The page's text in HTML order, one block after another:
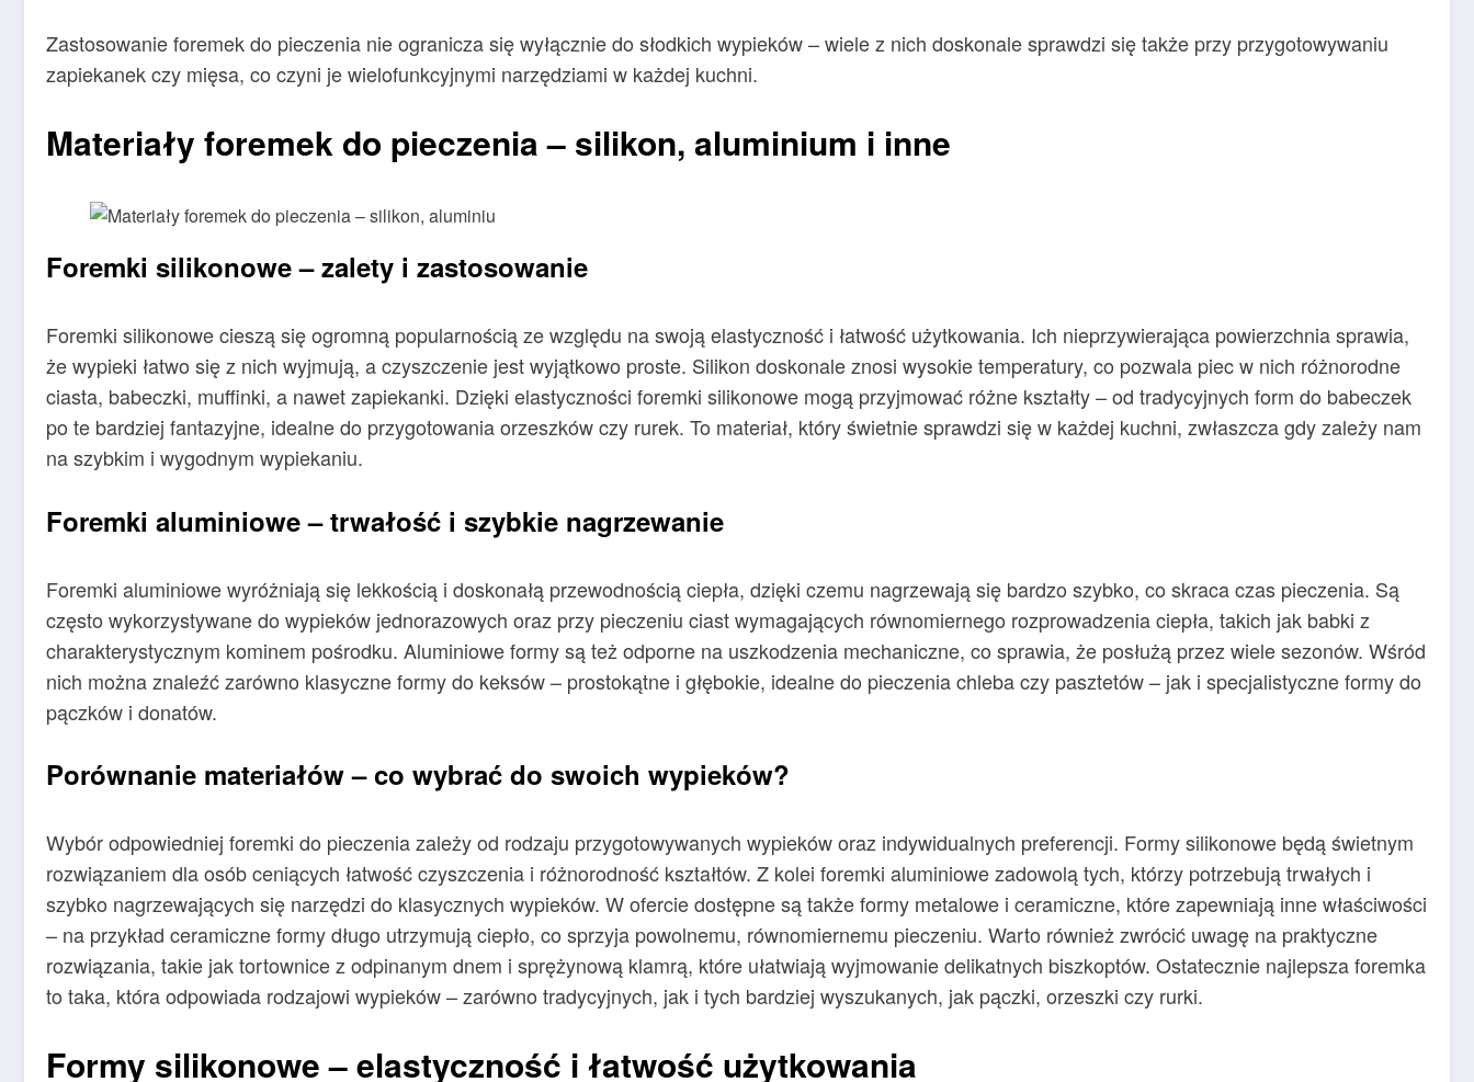
Zastosowanie foremek do pieczenia nie ogranicza się wyłącznie do słodkich wypieków – wiele z nich doskonale sprawdzi się także przy przygotowywaniu
zapiekanek czy mięsa, co czyni je wielofunkcyjnymi narzędziami w każdej kuchni.
Materiały foremek do pieczenia – silikon, aluminium i inne
Foremki silikonowe – zalety i zastosowanie
Foremki silikonowe cieszą się ogromną popularnością ze względu na swoją elastyczność i łatwość użytkowania. Ich nieprzywierająca powierzchnia sprawia,
że wypieki łatwo się z nich wyjmują, a czyszczenie jest wyjątkowo proste. Silikon doskonale znosi wysokie temperatury, co pozwala piec w nich różnorodne
ciasta, babeczki, muffinki, a nawet zapiekanki. Dzięki elastyczności foremki silikonowe mogą przyjmować różne kształty – od tradycyjnych form do babeczek
po te bardziej fantazyjne, idealne do przygotowania orzeszków czy rurek. To materiał, który świetnie sprawdzi się w każdej kuchni, zwłaszcza gdy zależy nam
na szybkim i wygodnym wypiekaniu.
Foremki aluminiowe – trwałość i szybkie nagrzewanie
Foremki aluminiowe wyróżniają się lekkością i doskonałą przewodnością ciepła, dzięki czemu nagrzewają się bardzo szybko, co skraca czas pieczenia. Są
często wykorzystywane do wypieków jednorazowych oraz przy pieczeniu ciast wymagających równomiernego rozprowadzenia ciepła, takich jak babki z
charakterystycznym kominem pośrodku. Aluminiowe formy są też odporne na uszkodzenia mechaniczne, co sprawia, że posłużą przez wiele sezonów. Wśród
nich można znaleźć zarówno klasyczne formy do keksów – prostokątne i głębokie, idealne do pieczenia chleba czy pasztetów – jak i specjalistyczne formy do
pączków i donatów.
Porównanie materiałów – co wybrać do swoich wypieków?
Wybór odpowiedniej foremki do pieczenia zależy od rodzaju przygotowywanych wypieków oraz indywidualnych preferencji. Formy silikonowe będą świetnym
rozwiązaniem dla osób ceniących łatwość czyszczenia i różnorodność kształtów. Z kolei foremki aluminiowe zadowolą tych, którzy potrzebują trwałych i
szybko nagrzewających się narzędzi do klasycznych wypieków. W ofercie dostępne są także formy metalowe i ceramiczne, które zapewniają inne właściwości
– na przykład ceramiczne formy długo utrzymują ciepło, co sprzyja powolnemu, równomiernemu pieczeniu. Warto również zwrócić uwagę na praktyczne
rozwiązania, takie jak tortownice z odpinanym dnem i sprężynową klamrą, które ułatwiają wyjmowanie delikatnych biszkoptów. Ostatecznie najlepsza foremka
to taka, która odpowiada rodzajowi wypieków – zarówno tradycyjnych, jak i tych bardziej wyszukanych, jak pączki, orzeszki czy rurki.
Formy silikonowe – elastyczność i łatwość użytkowania